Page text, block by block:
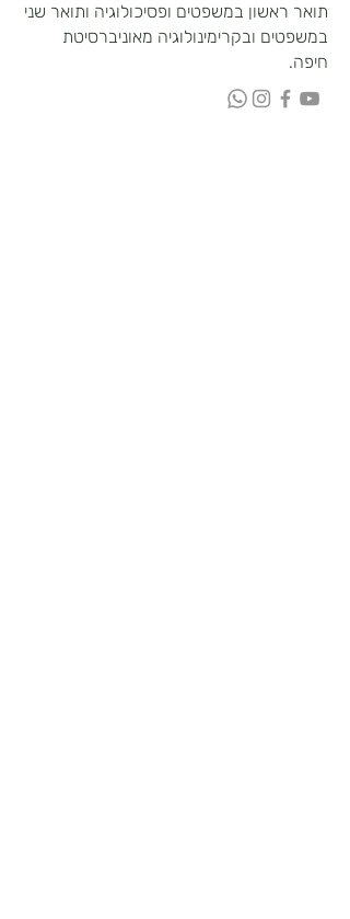
תואר ראשון במשפטים ופסיכולוגיה ותואר שני
במשפטים ובקרימינולוגיה מאוניברסיטת
חיפה.